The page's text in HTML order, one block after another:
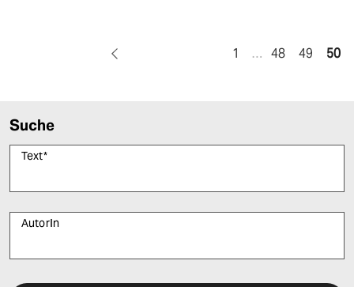
1 … 48 49 50
Suche
Text*
AutorIn